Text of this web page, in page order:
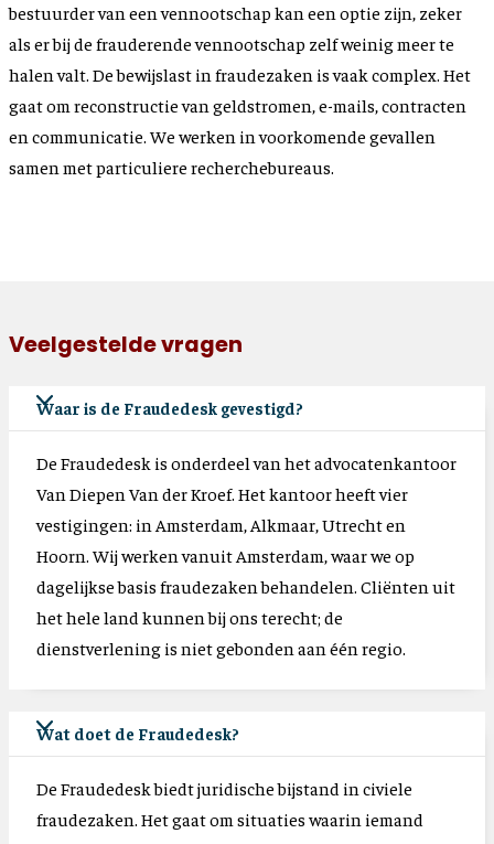
bestuurder van een vennootschap kan een optie zijn, zeker
als er bij de frauderende vennootschap zelf weinig meer te
halen valt. De bewijslast in fraudezaken is vaak complex. Het
gaat om reconstructie van geldstromen, e-mails, contracten
en communicatie. We werken in voorkomende gevallen
samen met particuliere recherchebureaus.
Veelgestelde vragen
Waar is de Fraudedesk gevestigd?
De Fraudedesk is onderdeel van het advocatenkantoor
Van Diepen Van der Kroef. Het kantoor heeft vier
vestigingen: in Amsterdam, Alkmaar, Utrecht en
Hoorn. Wij werken vanuit Amsterdam, waar we op
dagelijkse basis fraudezaken behandelen. Cliënten uit
het hele land kunnen bij ons terecht; de
dienstverlening is niet gebonden aan één regio.
Wat doet de Fraudedesk?
De Fraudedesk biedt juridische bijstand in civiele
fraudezaken. Het gaat om situaties waarin iemand